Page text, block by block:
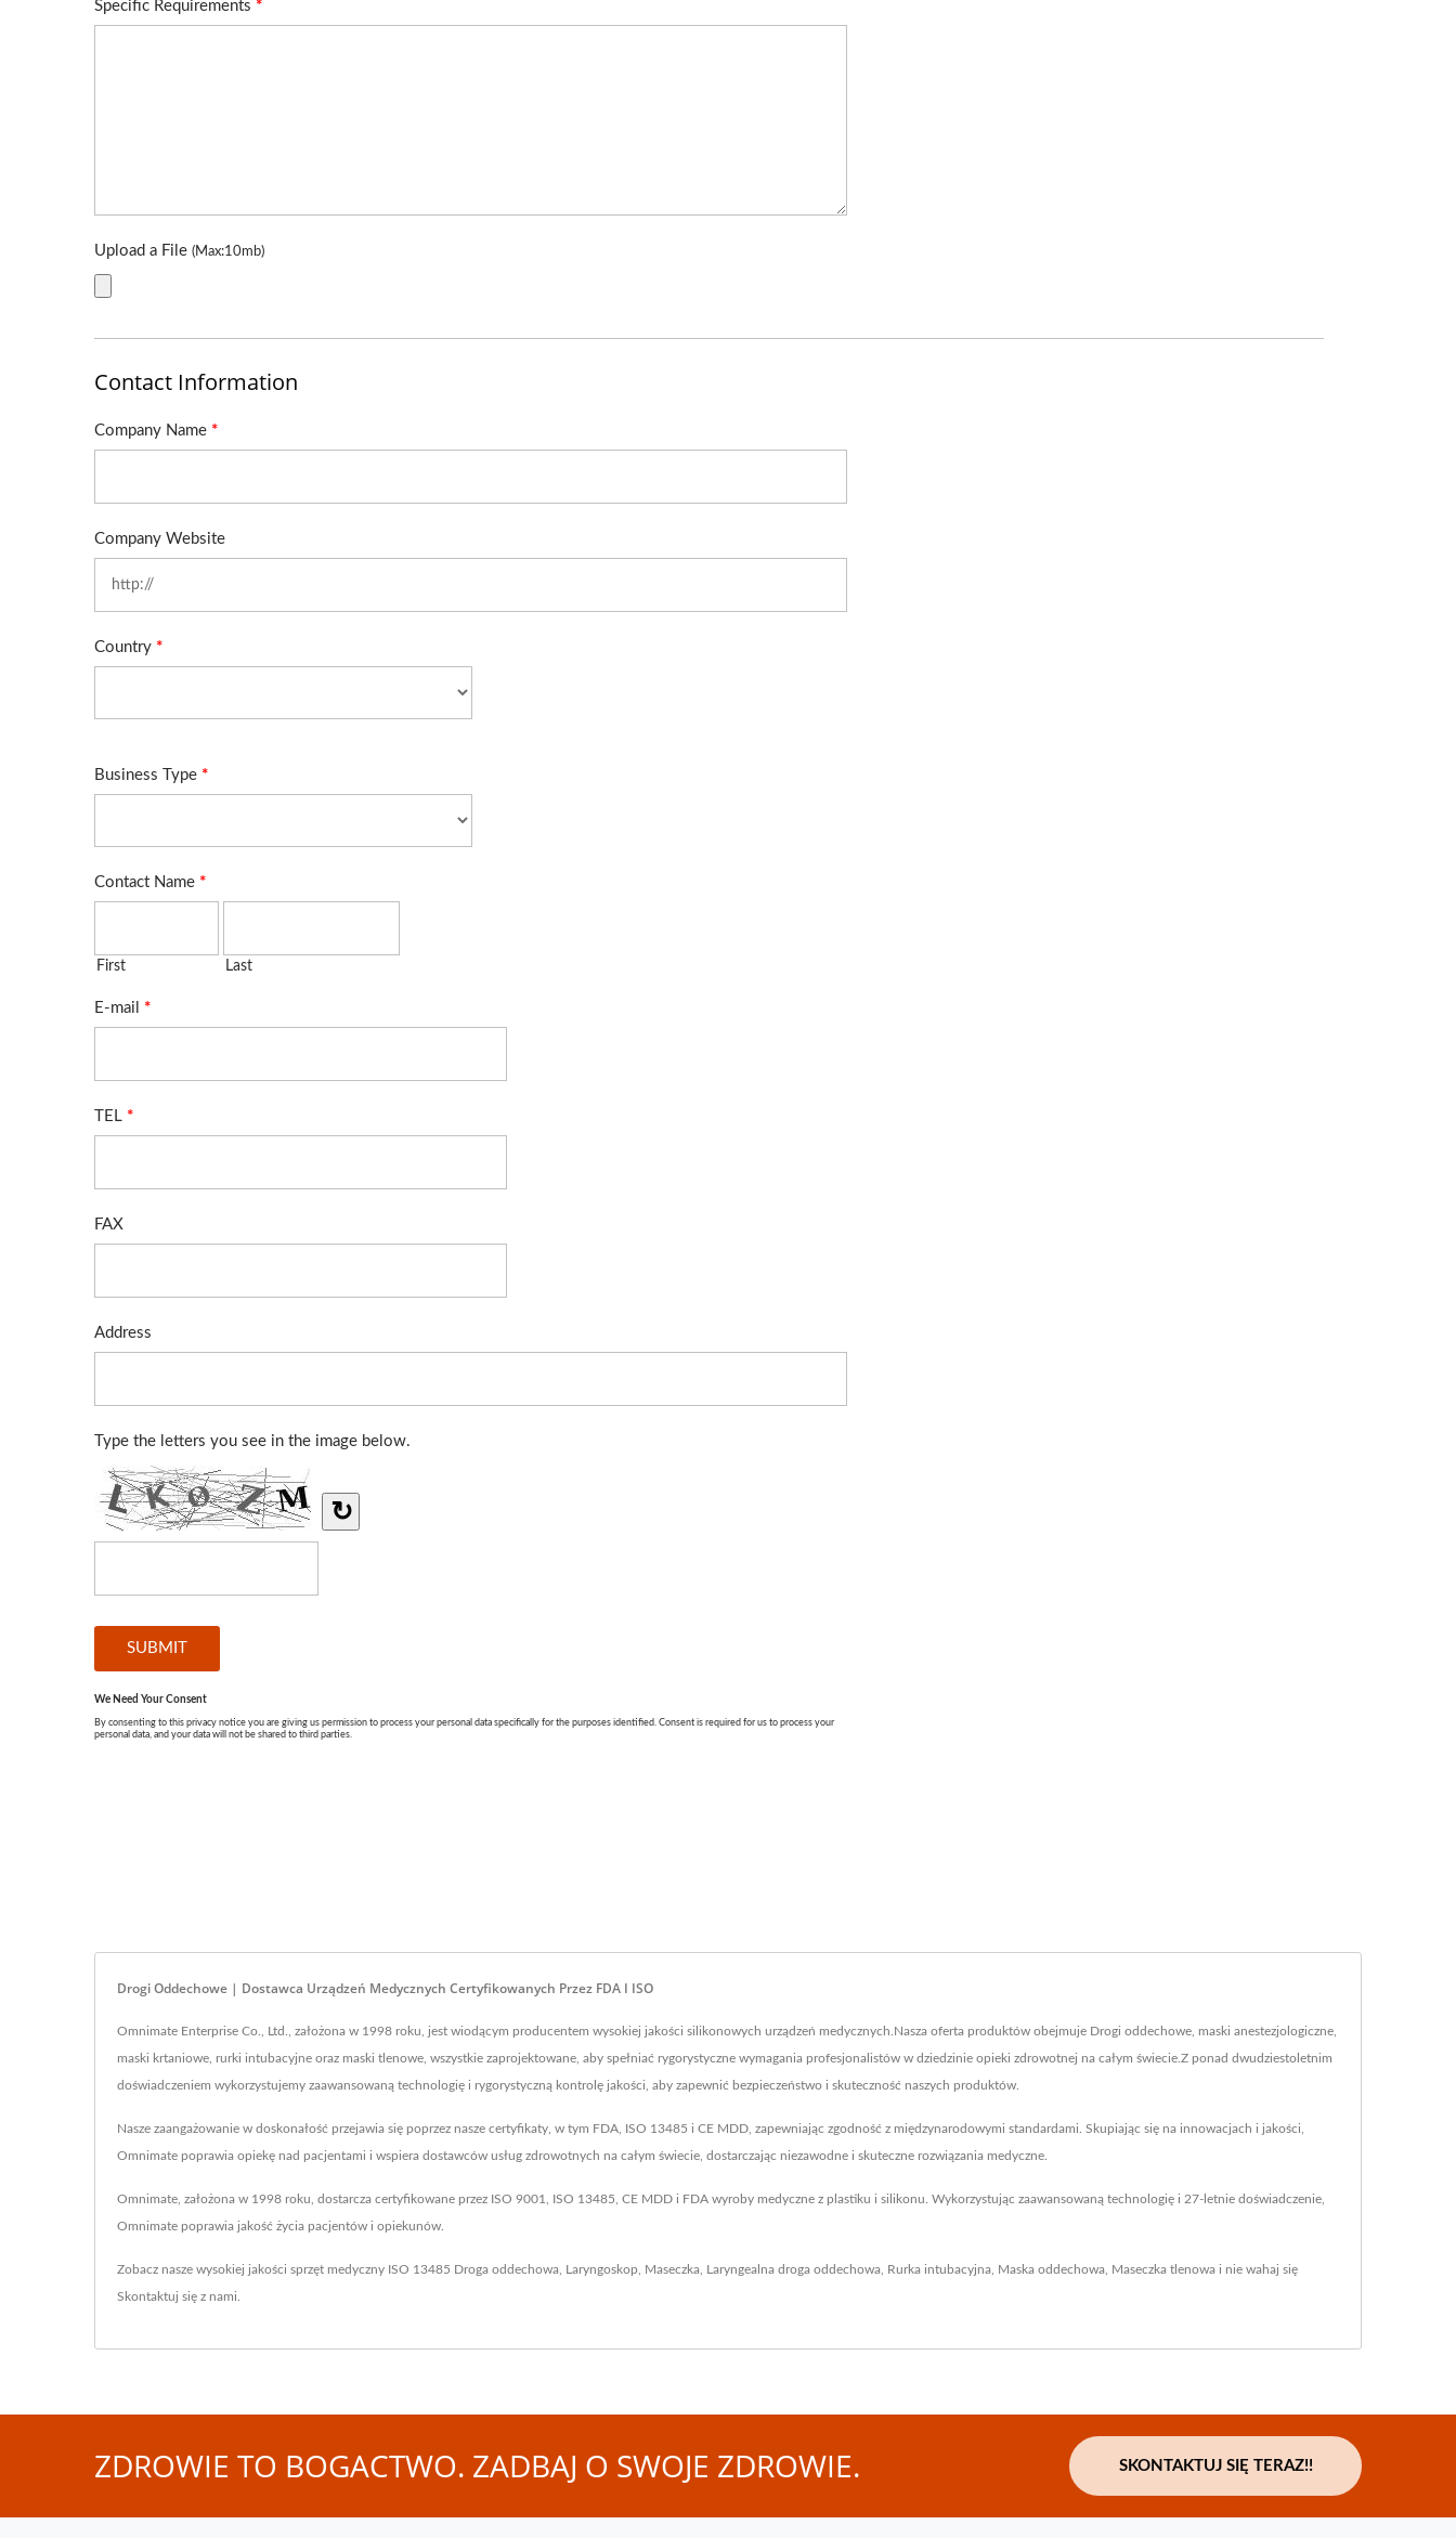
Drogi Oddechowe | Dostawca Urządzeń Medycznych Certyfikowanych Przez FDA I ISO
Omnimate Enterprise Co., Ltd., założona w 1998 roku, jest wiodącym producentem wysokiej jakości silikonowych urządzeń medycznych.Nasza oferta produktów obejmuje Drogi oddechowe, maski anestezjologiczne,
maski krtaniowe, rurki intubacyjne oraz maski tlenowe, wszystkie zaprojektowane, aby spełniać rygorystyczne wymagania profesjonalistów w dziedzinie opieki zdrowotnej na całym świecie.Z ponad dwudziestoletnim
doświadczeniem wykorzystujemy zaawansowaną technologię i rygorystyczną kontrolę jakości, aby zapewnić bezpieczeństwo i skuteczność naszych produktów.
Nasze zaangażowanie w doskonałość przejawia się poprzez nasze certyfikaty, w tym FDA, ISO 13485 i CE MDD, zapewniając zgodność z międzynarodowymi standardami. Skupiając się na innowacjach i jakości,
Omnimate poprawia opiekę nad pacjentami i wspiera dostawców usług zdrowotnych na całym świecie, dostarczając niezawodne i skuteczne rozwiązania medyczne.
Omnimate, założona w 1998 roku, dostarcza certyfikowane przez ISO 9001, ISO 13485, CE MDD i FDA wyroby medyczne z plastiku i silikonu. Wykorzystując zaawansowaną technologię i 27-letnie doświadczenie,
Omnimate poprawia jakość życia pacjentów i opiekunów.
Zobacz nasze wysokiej jakości sprzęt medyczny ISO 13485 Droga oddechowa Laryngoskop Maseczka Laryngealna droga oddechowa Rurka intubacyjna Maska oddechowa Maseczka tlenowa i nie wahaj się
Skontaktuj się z nami
ZDROWIE TO BOGACTWO. ZADBAJ O SWOJE ZDROWIE. SKONTAKTUJ SIĘ TERAZ!!